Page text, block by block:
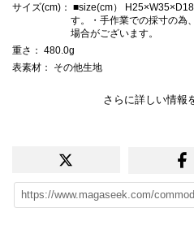
サイズ(cm) ： ■size(cm）
す。・手作業での採寸の為
場合がございます。
重さ ： 480.0g
表素材 ： その他生地
さらに詳しい情報